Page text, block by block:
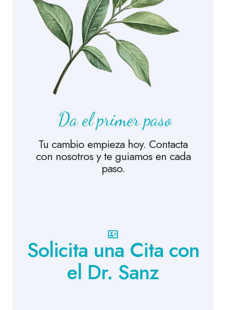
Da el primer paso
Tu cambio empieza hoy. Contacta
con nosotros y te guiamos en cada
paso.
Solicita una Cita con
el Dr. Sanz